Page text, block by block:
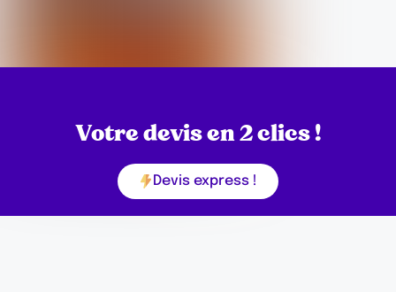
Votre devis en 2 clics !
Devis express !